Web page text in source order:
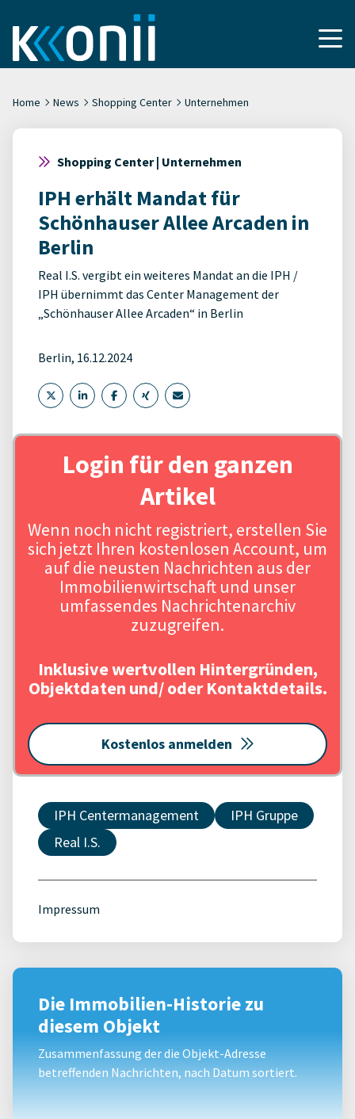
Home News Shopping Center Unternehmen
Shopping Center | Unternehmen
IPH erhält Mandat für
Schönhauser Allee Arcaden in
Berlin
Real I.S. vergibt ein weiteres Mandat an die IPH /
IPH übernimmt das Center Management der
„Schönhauser Allee Arcaden“ in Berlin
Berlin, 16.12.2024
Login für den ganzen
Artikel
Wenn noch nicht registriert, erstellen Sie
sich jetzt Ihren kostenlosen Account, um
auf die neusten Nachrichten aus der
Immobilienwirtschaft und unser
umfassendes Nachrichtenarchiv
zuzugreifen.
Inklusive wertvollen Hintergründen,
Objektdaten und/ oder Kontaktdetails.
Kostenlos anmelden
IPH Centermanagement
IPH Gruppe
Real I.S.
Impressum
Die Immobilien-Historie zu
diesem Objekt
Zusammenfassung der die Objekt-Adresse
betreffenden Nachrichten, nach Datum sortiert.